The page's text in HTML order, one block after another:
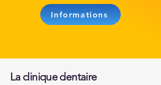
Informations
La clinique dentaire